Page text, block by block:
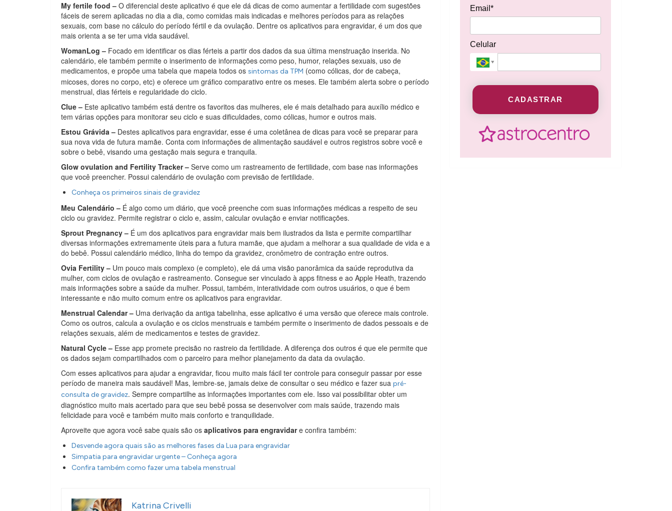
My fertile food – O diferencial deste aplicativo é que ele dá dicas de como aumentar a fertilidade com sugestões
fáceis de serem aplicadas no dia a dia, como comidas mais indicadas e melhores períodos para as relações
sexuais, com base no cálculo do período fértil e da ovulação. Dentre os aplicativos para engravidar, é um dos que
mais orienta a se ter uma vida saudável.
WomanLog – Focado em identificar os dias férteis a partir dos dados da sua última menstruação inserida. No
calendário, ele também permite o inserimento de informações como peso, humor, relações sexuais, uso de
medicamentos, e propõe uma tabela que mapeia todos os sintomas da TPM (como cólicas, dor de cabeça,
micoses, dores no corpo, etc) e oferece um gráfico comparativo entre os meses. Ele também alerta sobre o período
menstrual, dias férteis e regularidade do ciclo.
Clue – Este aplicativo também está dentre os favoritos das mulheres, ele é mais detalhado para auxílio médico e
tem várias opções para monitorar seu ciclo e suas dificuldades, como cólicas, humor e outros mais.
Estou Grávida – Destes aplicativos para engravidar, esse é uma coletânea de dicas para você se preparar para
sua nova vida de futura mamãe. Conta com informações de alimentação saudável e outros registros sobre você e
sobre o bebê, visando uma gestação mais segura e tranquila.
Glow ovulation and Fertility Tracker – Serve como um rastreamento de fertilidade, com base nas informações
que você preencher. Possui calendário de ovulação com previsão de fertilidade.
Conheça os primeiros sinais de gravidez
Meu Calendário – É algo como um diário, que você preenche com suas informações médicas a respeito de seu
ciclo ou gravidez. Permite registrar o ciclo e, assim, calcular ovulação e enviar notificações.
Sprout Pregnancy – É um dos aplicativos para engravidar mais bem ilustrados da lista e permite compartilhar
diversas informações extremamente úteis para a futura mamãe, que ajudam a melhorar a sua qualidade de vida e a
do bebê. Possui calendário médico, linha do tempo da gravidez, cronômetro de contração entre outros.
Ovia Fertility – Um pouco mais complexo (e completo), ele dá uma visão panorâmica da saúde reprodutiva da
mulher, com ciclos de ovulação e rastreamento. Consegue ser vinculado à apps fitness e ao Apple Heath, trazendo
mais informações sobre a saúde da mulher. Possui, também, interatividade com outros usuários, o que é bem
interessante e não muito comum entre os aplicativos para engravidar.
Menstrual Calendar – Uma derivação da antiga tabelinha, esse aplicativo é uma versão que oferece mais controle.
Como os outros, calcula a ovulação e os ciclos menstruais e também permite o inserimento de dados pessoais e de
relações sexuais, além de medicamentos e testes de gravidez.
Natural Cycle – Esse app promete precisão no rastreio da fertilidade. A diferença dos outros é que ele permite que
os dados sejam compartilhados com o parceiro para melhor planejamento da data da ovulação.
Com esses aplicativos para ajudar a engravidar, ficou muito mais fácil ter controle para conseguir passar por esse
período de maneira mais saudável! Mas, lembre-se, jamais deixe de consultar o seu médico e fazer sua pré-
consulta de gravidez. Sempre compartilhe as informações importantes com ele. Isso vai possibilitar obter um
diagnóstico muito mais acertado para que seu bebê possa se desenvolver com mais saúde, trazendo mais
felicidade para você e também muito mais conforto e tranquilidade.
Aproveite que agora você sabe quais são os aplicativos para engravidare confira também:
Desvende agora quais são as melhores fases da Lua para engravidar
Simpatia para engravidar urgente – Conheça agora
Confira também como fazer uma tabela menstrual
Katrina Crivelli
Email*
Celular
CADASTRAR